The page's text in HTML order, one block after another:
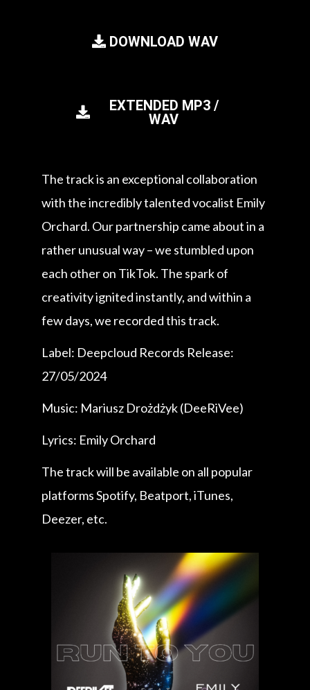
DOWNLOAD WAV
EXTENDED MP3 /
WAV
The track is an exceptional collaboration
with the incredibly talented vocalist Emily
Orchard. Our partnership came about in a
rather unusual way – we stumbled upon
each other on TikTok. The spark of
creativity ignited instantly, and within a
few days, we recorded this track.
Label: Deepcloud Records Release:
27/05/2024
Music: Mariusz Drożdżyk (DeeRiVee)
Lyrics: Emily Orchard
The track will be available on all popular
platforms Spotify, Beatport, iTunes,
Deezer, etc.